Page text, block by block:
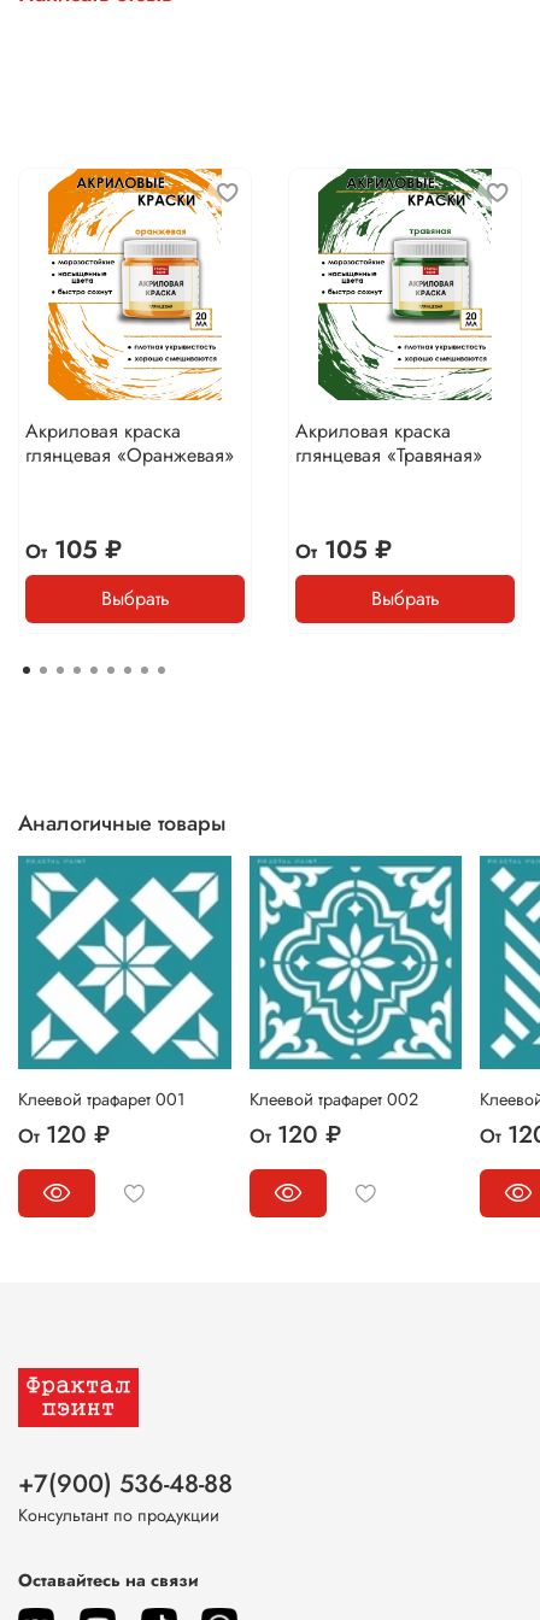
Акриловая краска
глянцевая «Оранжевая»
От105 ₽
Выбрать
Акриловая краска
глянцевая «Травяная»
От105 ₽
Выбрать
Аналогичные товары
Клеевой трафарет 001
От 120 ₽
Клеевой трафарет 002
От 120 ₽ От
+7(900) 536-48-88
Консультант по продукции
Оставайтесь на связи